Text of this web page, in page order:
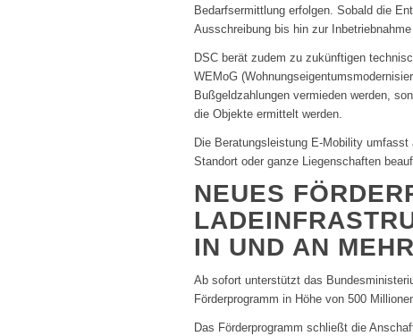
Bedarfsermittlung erfolgen. Sobald die
Ausschreibung bis hin zur
DSC berät zudem zu zukünftigen
WEMoG
Bußgeldzahlungen vermieden werden,
die Objekte ermittelt werden.
Die Beratungsleistung E-Mobility
Standort oder ganze Liegenschaften
NEUES
IN UND AN
Ab sofort unterstützt das
Förderprogramm in Höhe von 500
Das Förderprogramm schließt die